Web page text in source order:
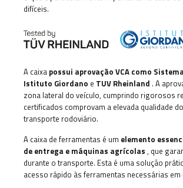
difíceis.
A caixa possui aprovação VCA como
Istituto Giordano e TUV Rheinland . A
zona lateral do veículo, cumprindo rigorosos
certificados comprovam a elevada qualidade
transporte rodoviário.
A caixa de ferramentas é um elemento
de entrega e máquinas agrícolas , que
durante o transporte. Esta é uma solução
acesso rápido às ferramentas necessárias